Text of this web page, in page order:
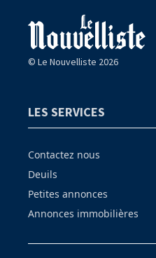
© Le Nouvelliste 2026
LES SERVICES
Contactez nous
Deuils
Petites annonces
Annonces immobilières